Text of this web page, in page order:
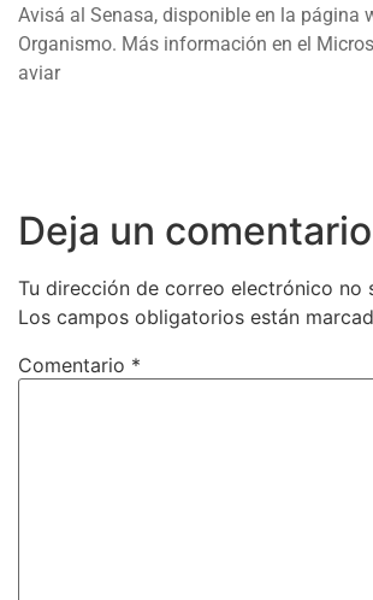
Avisá al Senasa, disponible en la página
Organismo. Más información en el
aviar
Deja un comentario
Tu dirección de correo electrónico no
Los campos obligatorios están
Comentario *